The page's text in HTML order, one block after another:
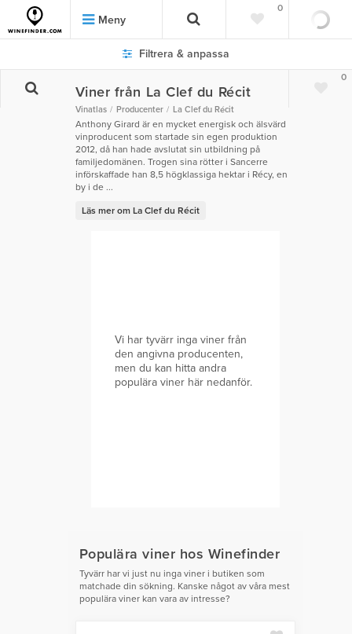
Meny
0
0
Filtrera & anpassa
Viner från La Clef du Récit
Vinatlas Producenter La Clef du Récit
Anthony Girard är en mycket energisk och älsvärd
vinproducent som startade sin egen produktion
2012, då han hade avslutat sin utbildning på
familjedomänen. Trogen sina rötter i Sancerre
införskaffade han 8,5 högklassiga hektar i Récy, en
by i de ...
Läs mer om La Clef du Récit
Vi har tyvärr inga viner från
den angivna producenten,
men du kan hitta andra
populära viner här nedanför.
Populära viner hos Winefinder
Tyvärr har vi just nu inga viner i butiken som
matchade din sökning. Kanske något av våra mest
populära viner kan vara av intresse?